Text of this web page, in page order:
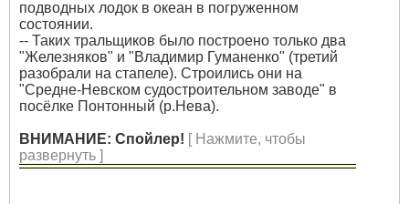
подводных лодок в океан в погруженном
состоянии.
-- Таких тральщиков было построено только два
"Железняков" и "Владимир Гуманенко" (третий
разобрали на стапеле). Строились они на
"Средне-Невском судостроительном заводе" в
посёлке Понтонный (р.Нева).
ВНИМАНИЕ: Спойлер! [ Нажмите, чтобы
развернуть ]